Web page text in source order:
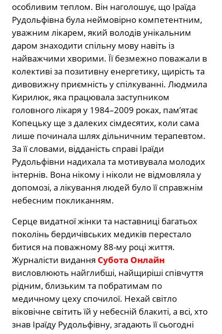
особливим теплом. Він наголошує, що Іраїда
Рудольфівна була неймовірно компетентним,
уважним лікарем, який володів унікальним
даром знаходити спільну мову навіть із
найважчими хворими. Її безмежно поважали в
колективі за позитивну енергетику, щирість та
дивовижну приємність у спілкуванні. Людмила
Кирилюк, яка працювала заступником
головного лікаря у 1984–2009 роках, пам’ятає
Копецьку ще з далеких сімдесятих, коли сама
лише починала шлях дільничним терапевтом.
За її словами, відданість справі Іраїди
Рудольфівни надихала та мотивувала молодих
інтернів. Вона нікому і ніколи не відмовляла у
допомозі, а лікування людей було її справжнім
небесним покликанням.
Серце видатної жінки та наставниці багатьох
поколінь бердичівських медиків перестало
битися на поважному 88-му році життя.
Журналісти видання Субота Онлайн
висловлюють найглибші, найщиріші співчуття
рідним, близьким та побратимам по
медичному цеху спочилої. Нехай світло
віковічне світить їй у небесній блакиті, а всі, хто
знав Іраїду Рудольфівну, згадають її сьогодні